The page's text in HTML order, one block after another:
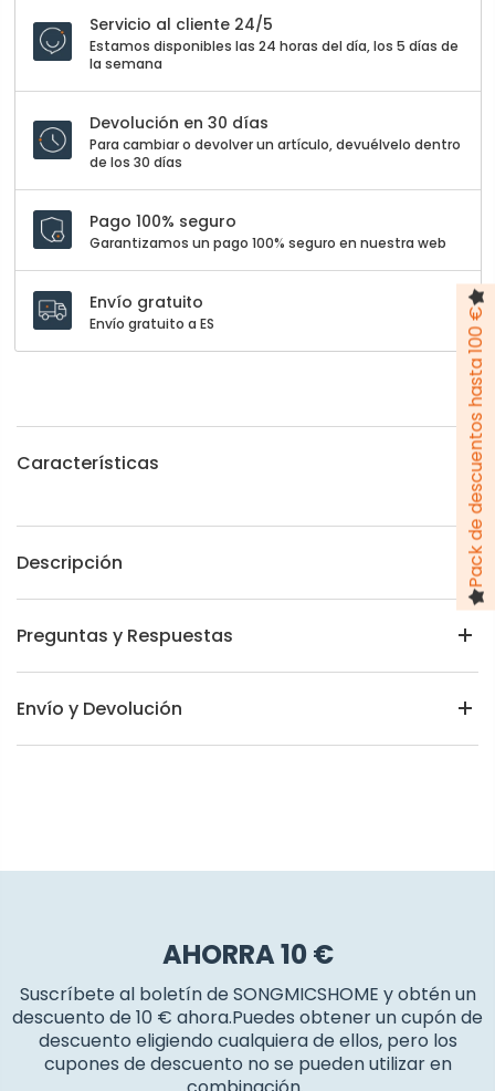
Servicio al cliente 24/5
Estamos disponibles las 24 horas del día, los 5 días de
la semana
Devolución en 30 días
Para cambiar o devolver un artículo, devuélvelo dentro
de los 30 días
Pago 100% seguro
Garantizamos un pago 100% seguro en nuestra web
Envío gratuito
Envío gratuito a ES
Características
Descripción
Preguntas y Respuestas
Envío y Devolución
AHORRA 10 €
Suscríbete al boletín de SONGMICSHOME y obtén un
descuento de 10 € ahora.Puedes obtener un cupón de
descuento eligiendo cualquiera de ellos, pero los
cupones de descuento no se pueden utilizar en
Pack de descuentos hasta 100 €